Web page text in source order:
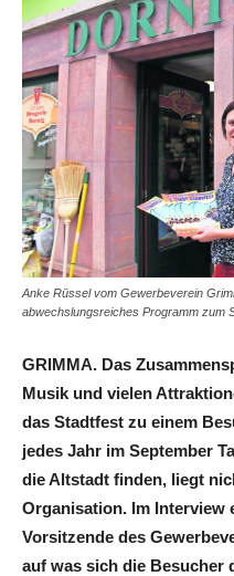
Anke Rüssel vom Gewerbeverein
abwechslungsreiches Programm zum
GRIMMA. Das
Musik und vielen
das Stadtfest zu einem
jedes Jahr im September
die Altstadt finden, liegt
Organisation. Im Interview
Vorsitzende des
auf was sich die Besucher